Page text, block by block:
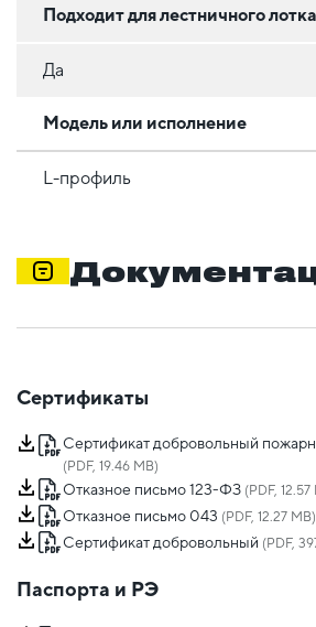
Подходит для лестничного лотка
Да
Модель или исполнение
L-профиль
Сертификаты
Сертификат добровольный
(PDF, 19.46 MB)
Отказное письмо 123-ФЗ (PDF, 12.57
Отказное письмо 043 (PDF, 12.27 MB)
Сертификат добровольный (PDF,
Паспорта и РЭ